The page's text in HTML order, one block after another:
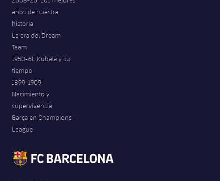
años de nuestra
historia
La era del Dream
Team
1950-61. Kubala y su
tiempo
1899-1909.
Nacimiento y
supervivencia
Barça en Champions
League